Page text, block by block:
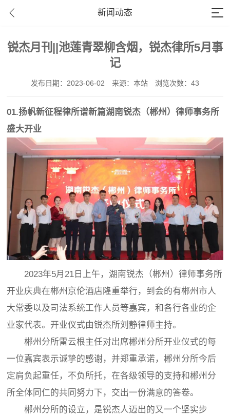
新闻动态
锐杰月刊||池莲青翠柳含烟，锐杰律所5月事
记
发布日期：2023-06-02 来源：本站 浏览次数：43
01.扬帆新征程律所谱新篇湖南锐杰（郴州）律师事务所
盛大开业
2023年5月21日上午，湖南锐杰（郴州）律师事务所
开业庆典在郴州京伦酒店隆重举行，到会的有郴州市人
大常委以及司法系统工作人员等嘉宾，和各行各业的企
业家代表。开业仪式由锐杰所刘静律师主持。
郴州分所雷云根主任对出席郴州分所开业仪式的每
一位嘉宾表示诚挚的感谢，并郑重承诺，郴州分所今后
定肩负起重任，不负所托，在各级领导的支持和郴州分
所全体同仁的共同努力下，交出一份满意的答卷。
郴州分所的设立，是锐杰人迈出的又一个坚实步